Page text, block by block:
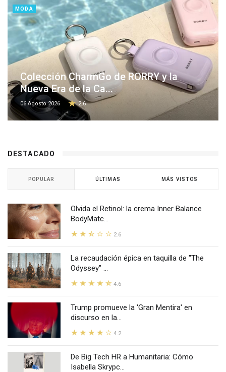
MODA
Colección CharmGo de RORRY y la
Nueva Era de la Ca...
06 Agosto 2026 2.6
DESTACADO
POPULAR ÚLTIMAS MÁS VISTOS
Olvida el Retinol: la crema Inner Balance
BodyMatc...
2.6
La recaudación épica en taquilla de "The
Odyssey" ...
4.6
Trump promueve la 'Gran Mentira' en
discurso en la...
4.2
De Big Tech HR a Humanitaria: Cómo
Isabella Skrypc...